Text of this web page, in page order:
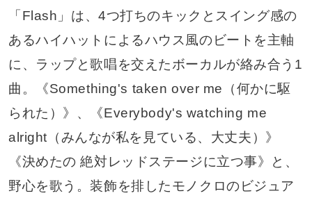
「Flash」は、4つ打ちのキックとスイング感の
あるハイハットによるハウス風のビートを主軸
に、ラップと歌唱を交えたボーカルが絡み合う1
曲。《Something's taken over me（何かに駆
られた）》、《Everybody's watching me
alright（みんなが私を見ている、大丈夫）》
《決めたの 絶対レッドステージに立つ事》と、
野心を歌う。装飾を排したモノクロのビジュア